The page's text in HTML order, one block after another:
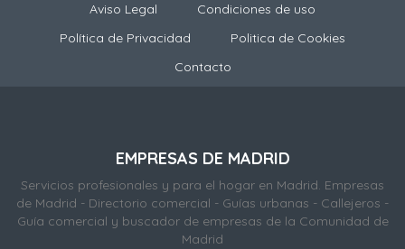
Aviso Legal
Condiciones de uso
Política de Privacidad
Politica de Cookies
Contacto
EMPRESAS DE MADRID
Servicios profesionales y para el hogar en Madrid. Empresas
de Madrid - Directorio comercial - Guías urbanas - Callejeros -
Guía comercial y buscador de empresas de la Comunidad de
Madrid